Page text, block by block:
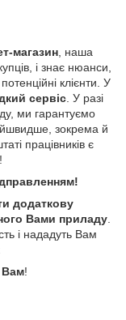
магазин , наша
і знає нюанси,
клієнти. У
сервіс . У разі
ми гарантуємо
зокрема й
працівників є
додаткову
Вами приладу.
і нададуть Вам
Вам!